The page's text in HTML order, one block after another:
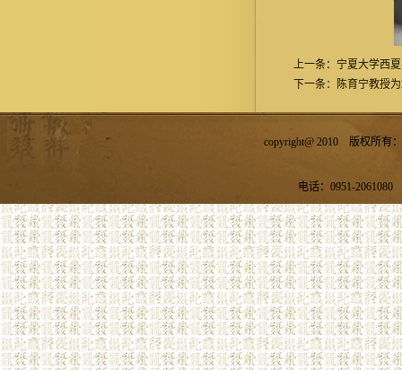
上一条： 宁夏大学西
下一条：
陈育宁教授
copyright@ 2010 版权所有
电话：0951-2061080